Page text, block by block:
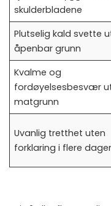
skulderbladene
Plutselig kald svette
åpenbar grunn
Kvalme og
fordøyelsesbesvær
matgrunn
Uvanlig tretthet uten
forklaring i flere dager